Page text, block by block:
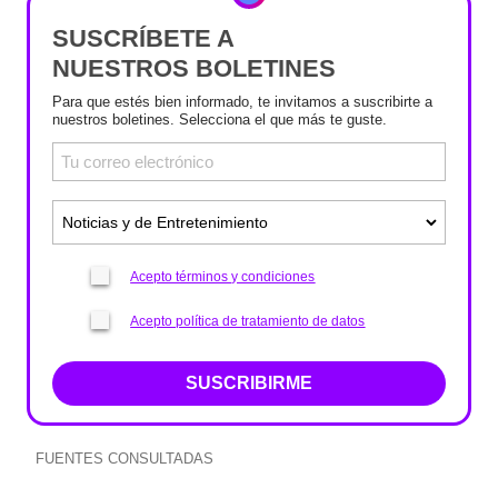
SUSCRÍBETE A
NUESTROS BOLETINES
Para que estés bien informado, te invitamos a suscribirte a
nuestros boletines. Selecciona el que más te guste.
Acepto términos y condiciones
Acepto política de tratamiento de datos
SUSCRIBIRME
FUENTES CONSULTADAS